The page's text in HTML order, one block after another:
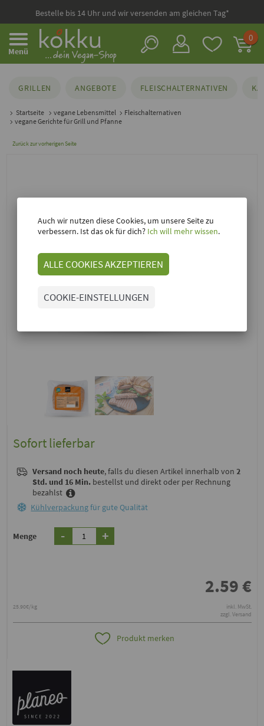
Bestelle bis 14 Uhr und wir versenden am gleichen Tag*
Menü
0
GRILLEN ANGEBOTE FLEISCHALTERNATIVEN
Startseite vegane Lebensmittel
Fleischalternativen
vegane Gerichte für Grill und Pfanne
Zurück zur vorherigen Seite
Sofort lieferbar
Versand noch heute, falls du diesen Artikel innerhalb von 2
Std. und 16 Min. bestellst und direkt oder per Rechnung
bezahlst
Kühlverpackungfür gute Qualität
Menge - +
2.59€
25.90€/kg
inkl. MwSt.
zzgl. Versand
Produkt merken
Auch wir nutzen diese Cookies, um unsere Seite zu
verbessern. Ist das ok für dich? Ich will mehr wissen.
ALLE COOKIES AKZEPTIEREN
COOKIE-EINSTELLUNGEN